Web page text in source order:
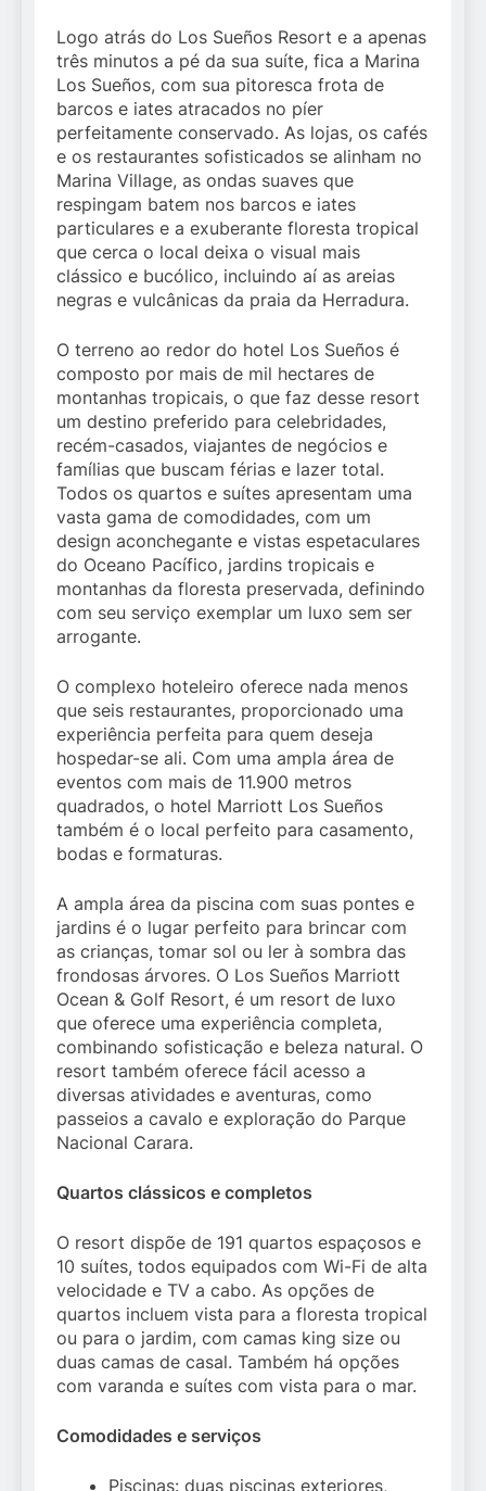
Logo atrás do Los Sueños Resort e a apenas
três minutos a pé da sua suíte, fica a Marina
Los Sueños, com sua pitoresca frota de
barcos e iates atracados no píer
perfeitamente conservado. As lojas, os cafés
e os restaurantes sofisticados se alinham no
Marina Village, as ondas suaves que
respingam batem nos barcos e iates
particulares e a exuberante floresta tropical
que cerca o local deixa o visual mais
clássico e bucólico, incluindo aí as areias
negras e vulcânicas da praia da Herradura.
O terreno ao redor do hotel Los Sueños é
composto por mais de mil hectares de
montanhas tropicais, o que faz desse resort
um destino preferido para celebridades,
recém-casados, viajantes de negócios e
famílias que buscam férias e lazer total.
Todos os quartos e suítes apresentam uma
vasta gama de comodidades, com um
design aconchegante e vistas espetaculares
do Oceano Pacífico, jardins tropicais e
montanhas da floresta preservada, definindo
com seu serviço exemplar um luxo sem ser
arrogante.
O complexo hoteleiro oferece nada menos
que seis restaurantes, proporcionado uma
experiência perfeita para quem deseja
hospedar-se ali. Com uma ampla área de
eventos com mais de 11.900 metros
quadrados, o hotel Marriott Los Sueños
também é o local perfeito para casamento,
bodas e formaturas.
A ampla área da piscina com suas pontes e
jardins é o lugar perfeito para brincar com
as crianças, tomar sol ou ler à sombra das
frondosas árvores. O Los Sueños Marriott
Ocean & Golf Resort, é um resort de luxo
que oferece uma experiência completa,
combinando sofisticação e beleza natural. O
resort também oferece fácil acesso a
diversas atividades e aventuras, como
passeios a cavalo e exploração do Parque
Nacional Carara.
Quartos clássicos e completos
O resort dispõe de 191 quartos espaçosos e
10 suítes, todos equipados com Wi-Fi de alta
velocidade e TV a cabo. As opções de
quartos incluem vista para a floresta tropical
ou para o jardim, com camas king size ou
duas camas de casal. Também há opções
com varanda e suítes com vista para o mar.
Comodidades e serviços
Piscinas: duas piscinas exteriores,